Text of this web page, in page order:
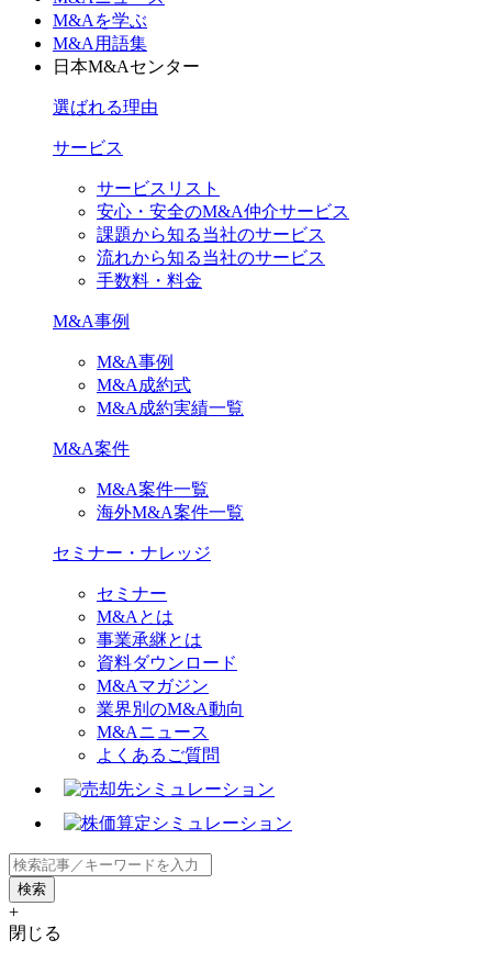
M&Aを学ぶ
M&A用語集
日本M&Aセンター
選ばれる理由
サービス
サービスリスト
安心・安全のM&A仲介サービス
課題から知る当社のサービス
流れから知る当社のサービス
手数料・料金
M&A事例
M&A事例
M&A成約式
M&A成約実績一覧
M&A案件
M&A案件一覧
海外M&A案件一覧
セミナー・ナレッジ
セミナー
M&Aとは
事業承継とは
資料ダウンロード
M&Aマガジン
業界別のM&A動向
M&Aニュース
よくあるご質問
+
閉じる